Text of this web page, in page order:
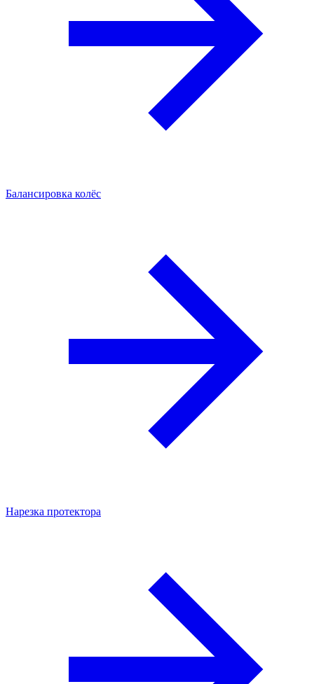
Балансировка колёс
Нарезка протектора